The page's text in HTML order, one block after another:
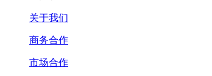
关于我们
商务合作
市场合作